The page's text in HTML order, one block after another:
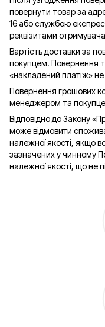
повернути товар за
16 або службою
реквізитами
Вартість доставки за
покупцем. Повернення
«накладений платіж»
Повернення грошових
менеджером та
Відповідно до Закону
може відмовити
належної якості, якщо
зазначених у чинному
належної якості, що не